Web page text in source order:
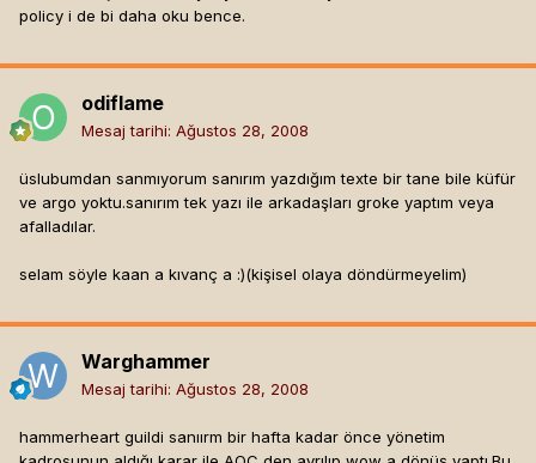
policy i de bi daha oku bence.
odiflame
Mesaj tarihi: Ağustos 28, 2008
üslubumdan sanmıyorum sanırım yazdığım texte bir tane bile küfür
ve argo yoktu.sanırım tek yazı ile arkadaşları groke yaptım veya
afalladılar.
selam söyle kaan a kıvanç a :)(kişisel olaya döndürmeyelim)
Warghammer
Mesaj tarihi: Ağustos 28, 2008
hammerheart guildi sanıırm bir hafta kadar önce yönetim